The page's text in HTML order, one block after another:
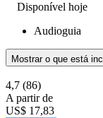
Disponível hoje
Audioguia
Mostrar o que está
4,7 (86)
A partir de
US$ 17,83